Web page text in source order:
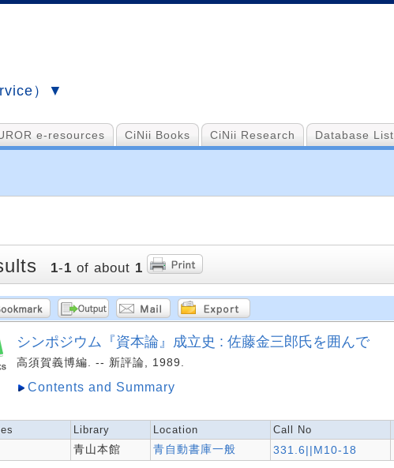
）▼
e-resources CiNii Books CiNii Research Database List
1-1 of about 1
シンポジウム『資本論』成立史 : 佐藤金三郎氏を囲んで
高須賀義博編. -- 新評論, 1989.
Contents and Summary
Library Location Call No
青山本館 青自動書庫一般 331.6||M10-18